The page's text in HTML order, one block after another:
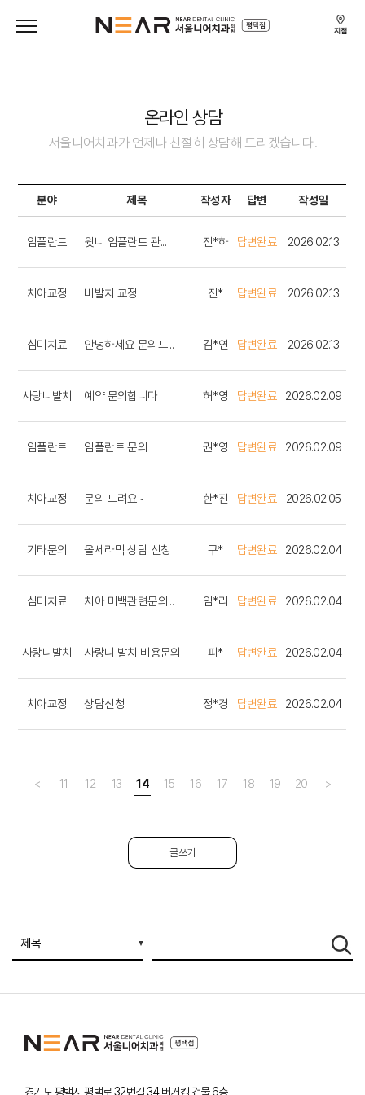
체
메
온라인 상담
서울니어치과가 언제나 친절히 상담해 드리겠습니다.
분야 제목 작성자 답변 작성일
임플란트 윗니 임플란트 관... 전*하 답변완료 2026.02.13
치아교정 비발치 교정 진* 답변완료 2026.02.13
심미치료 안녕하세요 문의드... 김*연 답변완료 2026.02.13
사랑니발치 예약 문의합니다 허*영 답변완료 2026.02.09
임플란트 임플란트 문의 권*영 답변완료 2026.02.09
치아교정 문의 드려요~ 한*진 답변완료 2026.02.05
기타문의 올세라믹 상담 신청 구* 답변완료 2026.02.04
심미치료 치아 미백관련문의... 임*리 답변완료 2026.02.04
사랑니발치 사랑니 발치 비용문의 피* 답변완료 2026.02.04
치아교정 상담신청 정*경 답변완료 2026.02.04
< 11 12 13 14 15 16 17 18 19 20 >
글쓰기
경기도 평택시 평택로 32번길 34 버거킹 건물 6층